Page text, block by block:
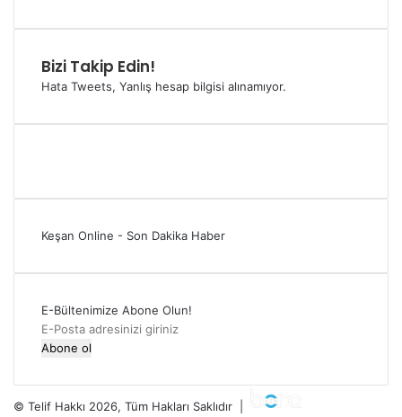
Bizi Takip Edin!
Hata Tweets, Yanlış hesap bilgisi alınamıyor.
Keşan Online - Son Dakika Haber
E-Bültenimize Abone Olun!
E-
Posta
giriniz
© Telif Hakkı 2026, Tüm Hakları Saklıdır |